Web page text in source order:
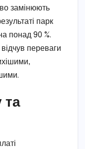
замінюють
парк
понад 90 %.
переваги
та